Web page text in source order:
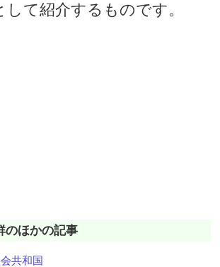
して紹介するものです。
のほかの記事
共和国